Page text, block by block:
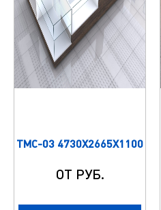
ТМС-03 4730Х2665Х1100
ОТ РУБ.